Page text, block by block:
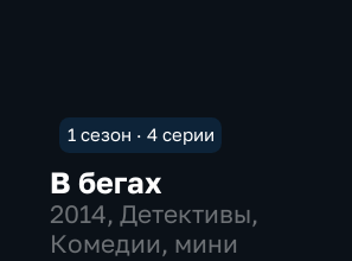
1 сезон · 4 серии
В бегах
2014, Детективы,
Комедии, мини